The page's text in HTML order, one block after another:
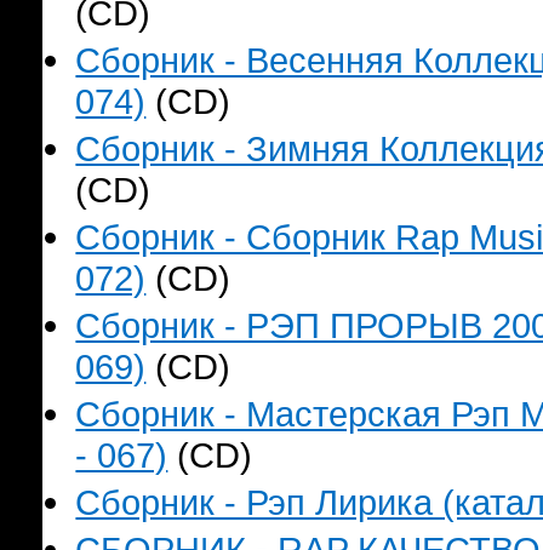
(CD)
Сборник - Весенняя
074) (CD)
Сборник - Зимняя
(CD)
Сборник - Сборник Rap
072) (CD)
Сборник - РЭП ПРОРЫВ
069) (CD)
Сборник - Мастерская Рэп
- 067) (CD)
Сборник - Рэп Лирика